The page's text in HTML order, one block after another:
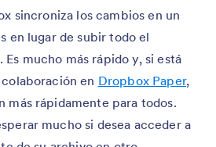
sincroniza los cambios en un
en lugar de subir todo el
mucho más rápido y, si está
en Dropbox Paper,
más rápidamente para todos.
mucho si desea acceder a